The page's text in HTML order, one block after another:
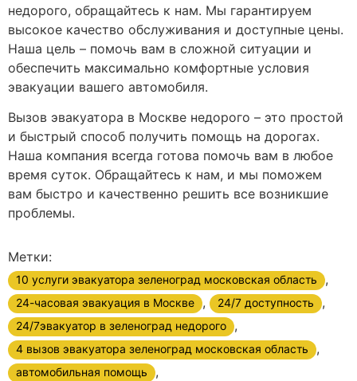
недорого, обращайтесь к нам. Мы гарантируем
высокое качество обслуживания и доступные цены.
Наша цель – помочь вам в сложной ситуации и
обеспечить максимально комфортные условия
эвакуации вашего автомобиля.
Вызов эвакуатора в Москве недорого – это простой
и быстрый способ получить помощь на дорогах.
Наша компания всегда готова помочь вам в любое
время суток. Обращайтесь к нам, и мы поможем
вам быстро и качественно решить все возникшие
проблемы.
Метки:
10 услуги эвакуатора зеленоград московская область ,
24-часовая эвакуация в Москве , 24/7 доступность ,
24/7эвакуатор в зеленоград недорого ,
4 вызов эвакуатора зеленоград московская область ,
автомобильная помощь ,